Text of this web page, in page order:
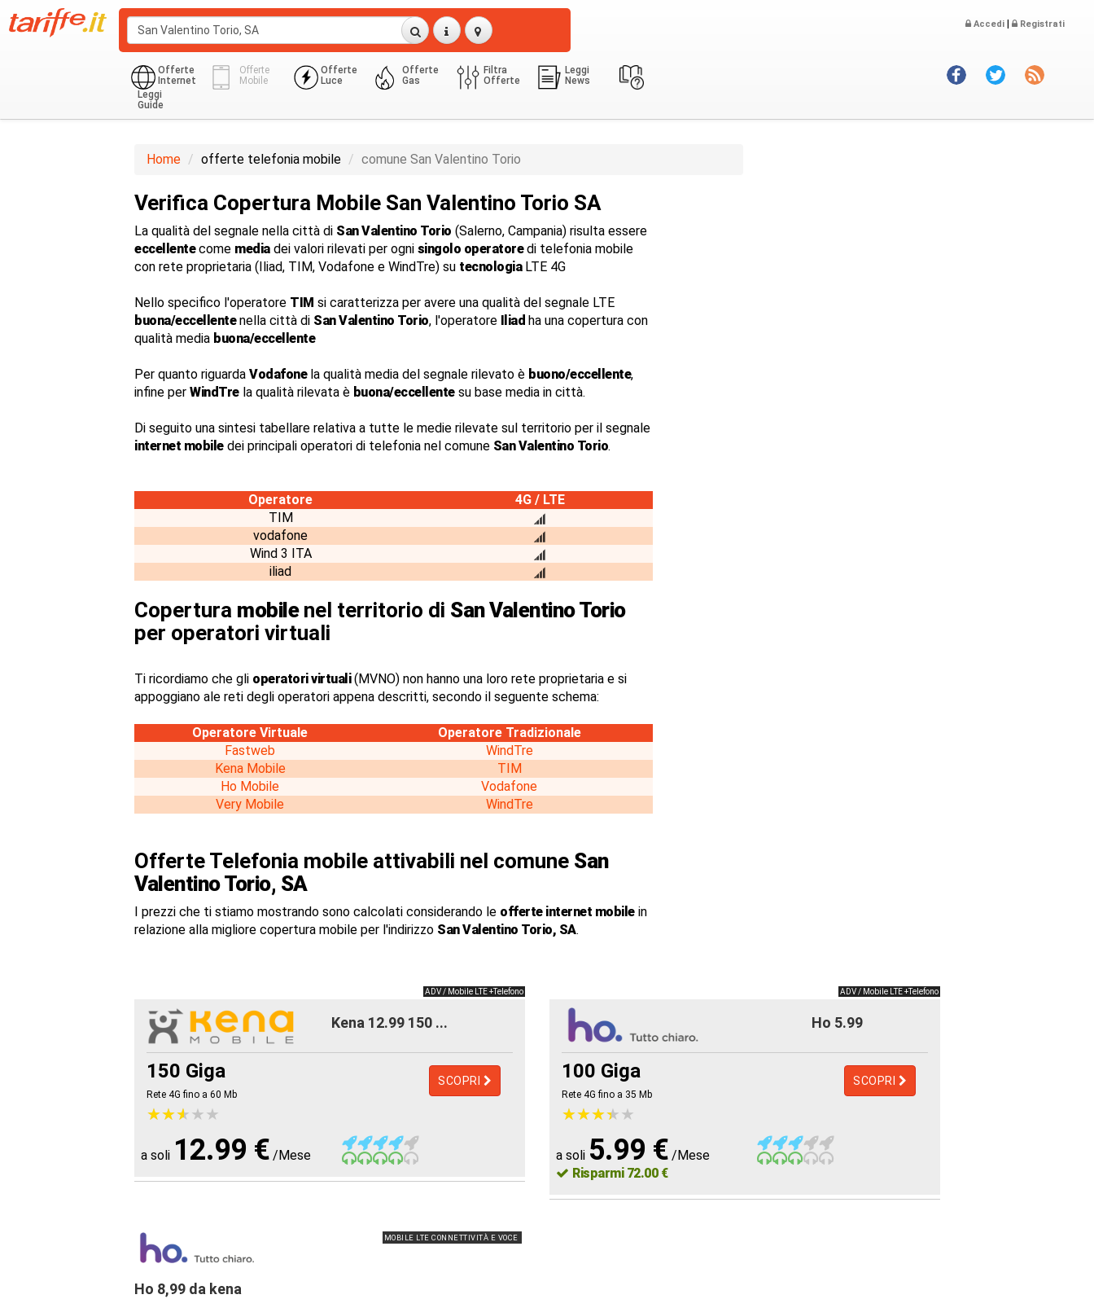
Accedi | Registrati
Offerte
Internet
Offerte
Mobile
Offerte
Luce
Offerte
Gas
Filtra
Offerte
Leggi
News
Leggi
Guide
Home offerte telefonia mobile comune San Valentino Torio
Verifica Copertura Mobile San Valentino Torio SA
La qualità del segnale nella città di San Valentino Torio (Salerno, Campania) risulta essere
eccellentecome mediadei valori rilevati per ogni singolo operatoredi telefonia mobile
con rete proprietaria (Iliad, TIM, Vodafone e WindTre) su tecnologiaLTE 4G
Nello specifico l'operatore TIM si caratterizza per avere una qualità del segnale LTE
buona/eccellentenella città di San Valentino Torio, l'operatore Iliad ha una copertura con
qualità media buona/eccellente
Per quanto riguarda Vodafonela qualità media del segnale rilevato è buono/eccellente,
infine per WindTrela qualità rilevata è buona/eccellentesu base media in città.
Di seguito una sintesi tabellare relativa a tutte le medie rilevate sul territorio per il segnale
internet mobiledei principali operatori di telefonia nel comune San Valentino Torio.
Operatore
4G / LTE
TIM
vodafone
Wind 3 ITA
iliad
Copertura mobilenel territorio di San Valentino Torio
per operatori virtuali
Ti ricordiamo che gli operatori virtuali(MVNO) non hanno una loro rete proprietaria e si
appoggiano ale reti degli operatori appena descritti, secondo il seguente schema:
Operatore Virtuale
Operatore Tradizionale
Fastweb
WindTre
Kena Mobile
TIM
Ho Mobile
Vodafone
Very Mobile
WindTre
Offerte Telefonia mobile attivabili nel comune San
Valentino Torio, SA
I prezzi che ti stiamo mostrando sono calcolati considerando le offerte internet mobilein
relazione alla migliore copertura mobile per l'indirizzo San Valentino Torio, SA.
ADV / Mobile LTE +Telefono
Kena 12.99 150 ...
150 Giga
Rete 4G fino a 60 Mb
SCOPRI
★★★★★
★★★★★
a soli 12.99 € /Mese
ADV / Mobile LTE +Telefono
Ho 5.99
100 Giga
Rete 4G fino a 35 Mb
SCOPRI
★★★★★
★★★★★
a soli 5.99 € /Mese
Risparmi 72.00 €
MOBILE LTE CONNETTIVITÀ E VOCE
Ho 8,99 da kena